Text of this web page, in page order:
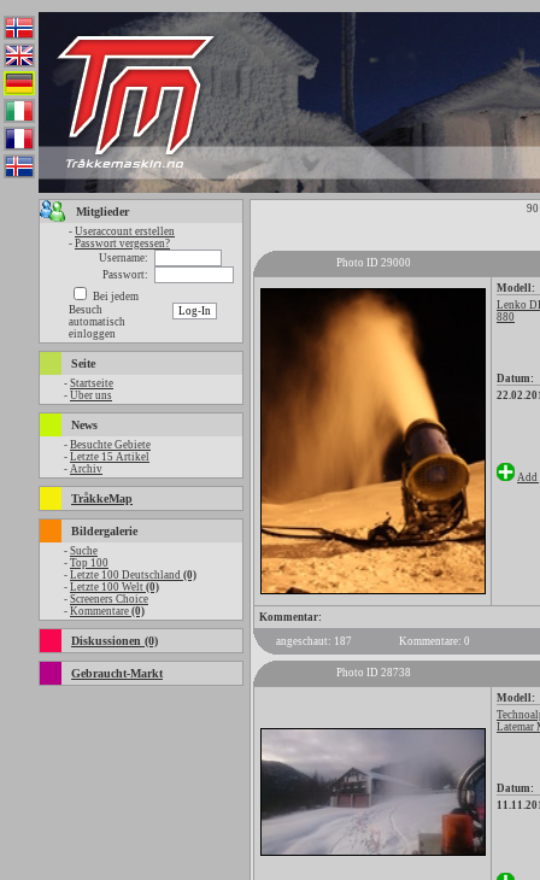
Mitglieder
- Useraccount erstellen
- Passwort vergessen?
Username:
Passwort:
Bei jedem
Besuch
automatisch
einloggen
Seite
- Startseite
- Über uns
News
- Besuchte Gebiete
- Letzte 15 Artikel
- Archiv
TråkkeMap
Bildergalerie
- Suche
- Top 100
- Letzte 100 Deutschland (0)
- Letzte 100 Welt (0)
- Screeners Choice
- Kommentare (0)
Diskussionen (0)
Gebraucht-Markt
90
Photo ID 29000
Modell:
Lenko
880
Datum:
Add
Kommentar:
angeschaut: 187
Kommentare: 0
Photo ID 28738
Modell:
Latemar
Datum: